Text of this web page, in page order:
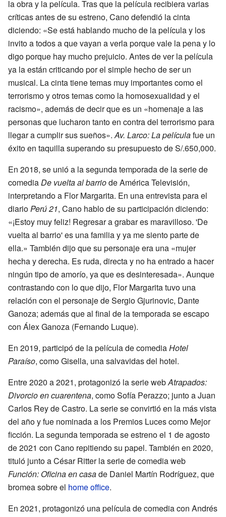
la obra y la película. Tras que la película recibiera varias
críticas antes de su estreno, Cano defendió la cinta
diciendo: «Se está hablando mucho de la película y los
invito a todos a que vayan a verla porque vale la pena y lo
digo porque hay mucho prejuicio. Antes de ver la película
ya la están criticando por el simple hecho de ser un
musical. La cinta tiene temas muy importantes como el
terrorismo y otros temas como la homosexualidad y el
racismo», además de decir que es un «homenaje a las
personas que lucharon tanto en contra del terrorismo para
llegar a cumplir sus sueños».Av. Larco: La películafue un
éxito en taquilla superando su presupuesto de S/.650,000.
En 2018, se unió a la segunda temporada de la serie de
comediaDe vuelta al barriode América Televisión,
interpretando a Flor Margarita. En una entrevista para el
diarioPerú 21, Cano hablo de su participación diciendo:
«¡Estoy muy feliz! Regresar a grabar es maravilloso. 'De
vuelta al barrio' es una familia y ya me siento parte de
ella.» También dijo que su personaje era una «mujer
hecha y derecha. Es ruda, directa y no ha entrado a hacer
ningún tipo de amorío, ya que es desinteresada». Aunque
contrastando con lo que dijo, Flor Margarita tuvo una
relación con el personaje de Sergio Gjurinovic, Dante
Ganoza; además que al final de la temporada se escapo
con Álex Ganoza (Fernando Luque).
En 2019, participó de la película de comediaHotel
Paraíso, como Gisella, una salvavidas del hotel.
Entre 2020 a 2021, protagonizó la serie webAtrapados:
Divorcio en cuarentena, como Sofía Perazzo; junto a Juan
Carlos Rey de Castro. La serie se convirtió en la más vista
del año y fue nominada a los Premios Luces como Mejor
ficción. La segunda temporada se estreno el 1 de agosto
de 2021 con Cano repitiendo su papel. También en 2020,
tituló junto a César Ritter la serie de comedia web
Función: Oficina en casade Daniel Martín Rodríguez, que
bromea sobre el home office.
En 2021, protagonizó una película de comedia con Andrés